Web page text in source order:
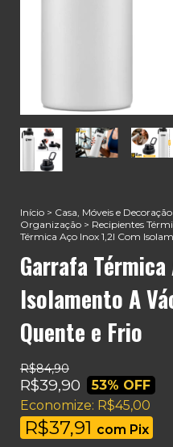
Início > Casa, Móveis e Decoração
Organização > Recipientes
Térmica Aço Inox 1,2l Com
Garrafa
Isolamento A
Quente e Frio
R$84,90
R$39,90 53% OFF
Economize: R$45,00
R$37,91 com Pix